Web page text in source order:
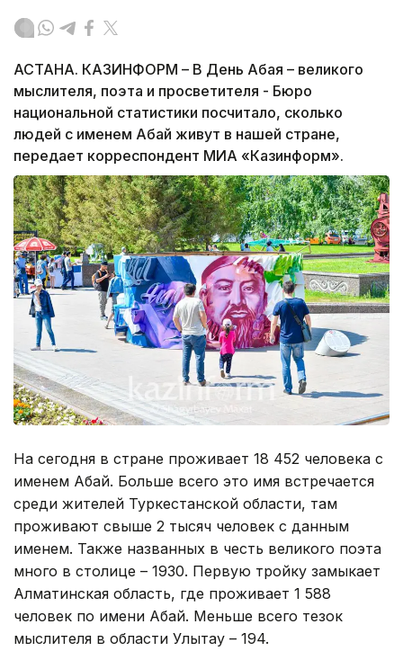
АСТАНА. КАЗИНФОРМ – В День Абая – великого
мыслителя, поэта и просветителя - Бюро
национальной статистики посчитало, сколько
людей с именем Абай живут в нашей стране,
передает корреспондент МИА «Казинформ».
На сегодня в стране проживает 18 452 человека с
именем Абай. Больше всего это имя встречается
среди жителей Туркестанской области, там
проживают свыше 2 тысяч человек с данным
именем. Также названных в честь великого поэта
много в столице – 1930. Первую тройку замыкает
Алматинская область, где проживает 1 588
человек по имени Абай. Меньше всего тезок
мыслителя в области Улытау – 194.